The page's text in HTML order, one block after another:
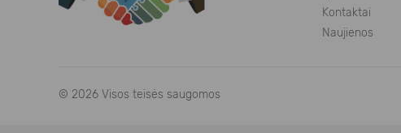
Kontaktai
Naujienos
© 2026 Visos teisės saugomos